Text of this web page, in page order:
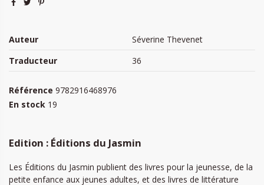
Auteur
Séverine Thevenet
Traducteur
36
Référence 9782916468976
En stock 19
Edition : Éditions du Jasmin
Les Éditions du Jasmin publient des livres pour la jeunesse, de la
petite enfance aux jeunes adultes, et des livres de littérature